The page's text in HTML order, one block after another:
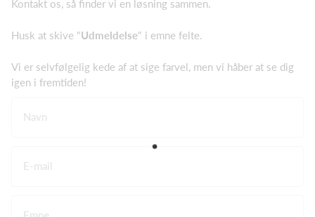
Kontakt os, så finder vi en løsning sammen.
Husk at skive "Udmeldelse" i emne felte.
Vi er selvfølgelig kede af at sige farvel, men vi håber at se dig
igen i fremtiden!
Navn
E-mail